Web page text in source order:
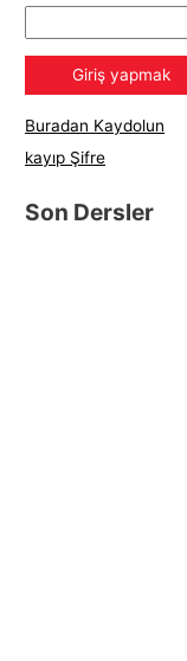
Buradan Kaydolun
kayıp Şifre
Son Dersler